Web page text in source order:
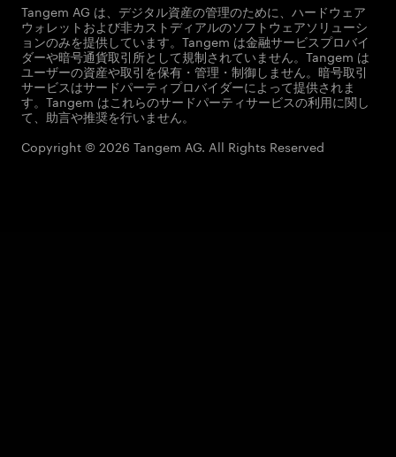
Tangem AG は、デジタル資産の管理のために、ハードウェア
ウォレットおよび非カストディアルのソフトウェアソリューシ
ョンのみを提供しています。Tangem は金融サービスプロバイ
ダーや暗号通貨取引所として規制されていません。Tangem は
ユーザーの資産や取引を保有・管理・制御しません。暗号取引
サービスはサードパーティプロバイダーによって提供されま
す。Tangem はこれらのサードパーティサービスの利用に関し
て、助言や推奨を行いません。